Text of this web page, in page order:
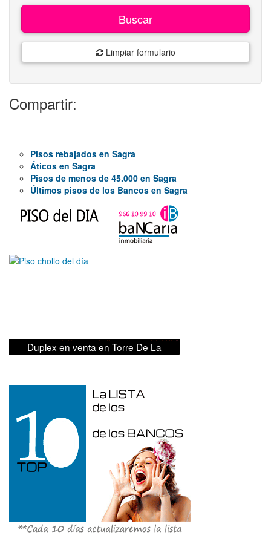
Buscar
Limpiar formulario
Compartir:
Pisos rebajados en Sagra
Áticos en Sagra
Pisos de menos de 45.000 en Sagra
Últimos pisos de los Bancos en Sagra
Duplex en venta en Torre De La